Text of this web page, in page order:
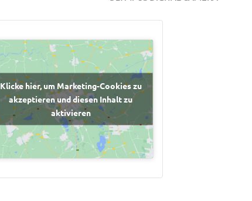
Klicke hier, um Marketing-Cookies zu
akzeptieren und diesen Inhalt zu
aktivieren